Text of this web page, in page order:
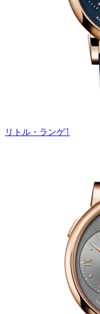
リトル・ランゲ1